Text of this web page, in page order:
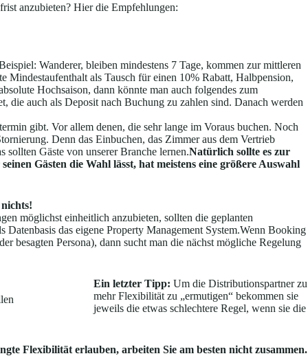
anzubieten? Hier die Empfehlungen:
Wanderer, bleiben mindestens 7 Tage, kommen zur mittleren
Mindestaufenthalt als Tausch für einen 10% Rabatt, Halbpension,
Hochsaison, dann könnte man auch folgendes zum
die auch als Deposit nach Buchung zu zahlen sind. Danach werden
gibt. Vor allem denen, die sehr lange im Voraus buchen. Noch
Denn das Einbuchen, das Zimmer aus dem Vertrieb
Gäste von unserer Branche lernen.Natürlich sollte es zur
Gästen die Wahl lässt, hat meistens eine größere Auswahl
möglichst einheitlich anzubieten, sollten die geplanten
das eigene Property Management System.Wenn Booking
besagten Persona), dann sucht man die nächst mögliche Regelung
Ein letzter Tipp: Um die Distributionspartner zu
mehr Flexibilität zu „ermutigen“ bekommen sie
jeweils die etwas schlechtere Regel, wenn sie die
Flexibilität erlauben, arbeiten Sie am besten nicht zusammen.